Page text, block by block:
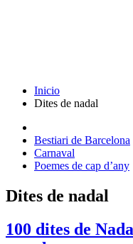
Inicio
Dites de nadal
Bestiari de Barcelona
Carnaval
Poemes de cap d’any
Dites de nadal
100 dites de